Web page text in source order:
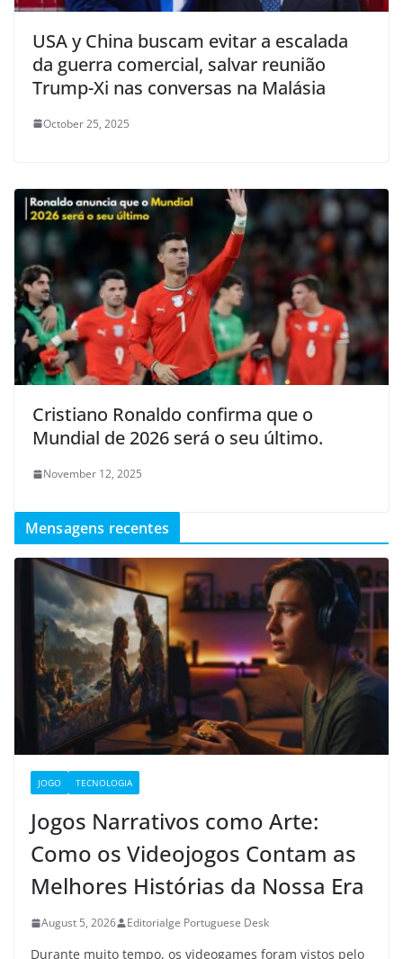
USA y China buscam evitar a escalada
da guerra comercial, salvar reunião
Trump-Xi nas conversas na Malásia
October 25, 2025
Cristiano Ronaldo confirma que o
Mundial de 2026 será o seu último.
November 12, 2025
Mensagens recentes
JOGO TECNOLOGIA
Jogos Narrativos como Arte:
Como os Videojogos Contam as
Melhores Histórias da Nossa Era
August 5, 2026 Editorialge Portuguese Desk
Durante muito tempo, os videogames foram vistos pelo